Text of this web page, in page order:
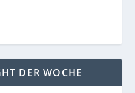
DER WOCHE